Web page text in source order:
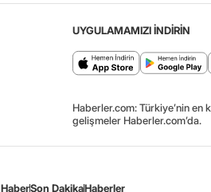
UYGULAMAMIZI İNDİRİN
Haberler.com: Türkiye’nin en
gelişmeler Haberler.com’da.
HaberSon DakikaHaberler